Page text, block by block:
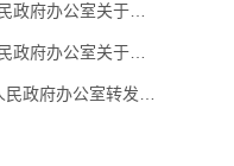
洛政办〔2012〕90号《洛阳市人民政府办公室关于印发洛阳市城市基础设施配套费征收细则的通知》
洛政办〔2012〕95号《洛阳市人民政府办公室关于印发洛阳市慢性非传染性疾病综合防控示范区工作实施方案的通知》